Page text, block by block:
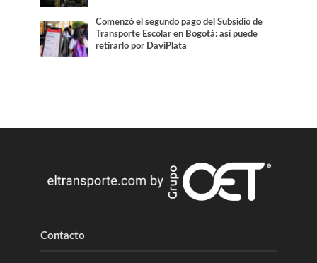
Comenzó el segundo pago del Subsidio de
Transporte Escolar en Bogotá: así puede
retirarlo por DaviPlata
Contacto